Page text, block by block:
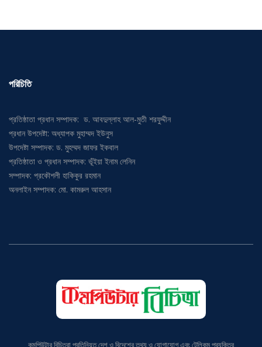
পরিচিতি
প্রতিষ্ঠাতা প্রধান সম্পাদক: ড. আবদুল্লাহ আল-মুতী শরফুদ্দীন
প্রধান উপদেষ্টা: অধ্যাপক মুহাম্মদ ইউনুস
উপদেষ্টা সম্পাদক: ড. মুহম্মদ জাফর ইকবাল
প্রতিষ্ঠাতা ও প্রধান সম্পাদক: ভূঁইয়া ইনাম লেনিন
সম্পাদক: প্রকৌশলী হাকিকুর রহমান
অনলাইন সম্পাদক: মো. কামরুল আহসান
কমপিউটার বিচিত্রা প্রতিনিয়ত দেশ ও বিদেশের তথ্য ও যোগাযোগ এবং টেলিকম প্রযুক্তির